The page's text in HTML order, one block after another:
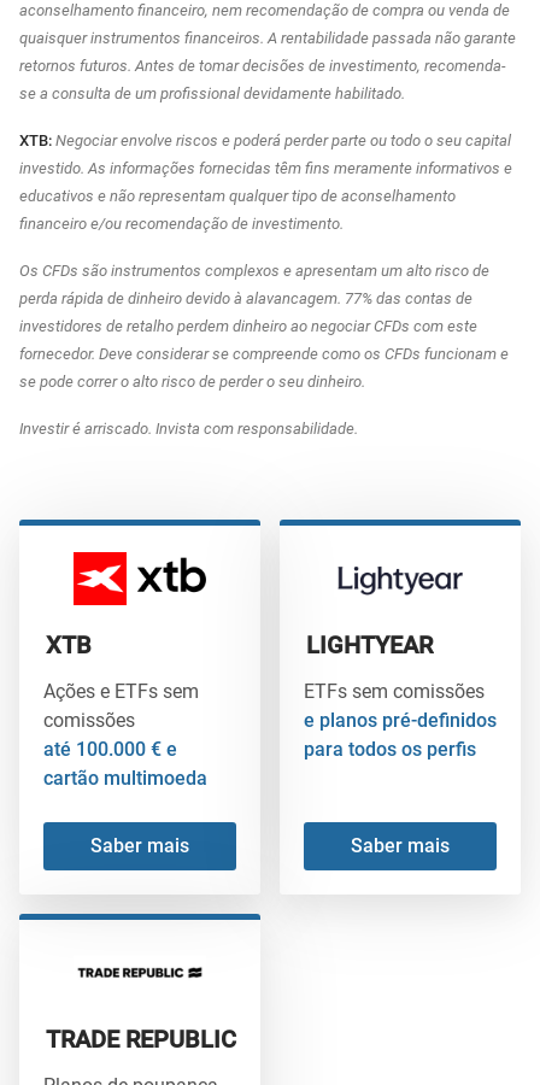
aconselhamento financeiro, nem recomendação de compra ou venda de
quaisquer instrumentos financeiros. A rentabilidade passada não garante
retornos futuros. Antes de tomar decisões de investimento, recomenda-
se a consulta de um profissional devidamente habilitado.
XTB: Negociar envolve riscos e poderá perder parte ou todo o seu capital
investido. As informações fornecidas têm fins meramente informativos e
educativos e não representam qualquer tipo de aconselhamento
financeiro e/ou recomendação de investimento.
Os CFDs são instrumentos complexos e apresentam um alto risco de
perda rápida de dinheiro devido à alavancagem. 77% das contas de
investidores de retalho perdem dinheiro ao negociar CFDs com este
fornecedor. Deve considerar se compreende como os CFDs funcionam e
se pode correr o alto risco de perder o seu dinheiro.
Investir é arriscado. Invista com responsabilidade.
XTB
Ações e ETFs sem
comissões
até 100.000 € e
cartão multimoeda
Saber mais
LIGHTYEAR
ETFs sem comissões
e planos pré-definidos
para todos os perfis
Saber mais
TRADE REPUBLIC